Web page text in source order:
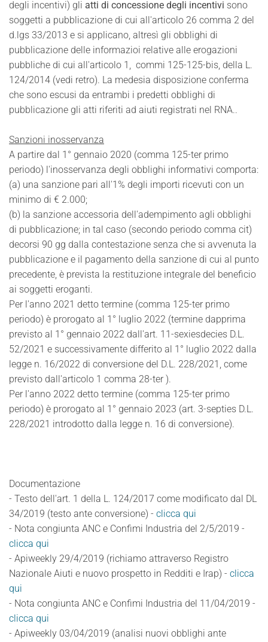
degli incentivi) gli atti di concessione degli incentivi sono
soggetti a pubblicazione di cui all'articolo 26 comma 2 del
d.lgs 33/2013 e si applicano, altresì gli obblighi di
pubblicazione delle informazioi relative alle erogazioni
pubbliche di cui all'articolo 1, commi 125-125-bis, della L.
124/2014 (vedi retro). La medesia disposizione conferma
che sono escusi da entrambi i predetti obblighi di
pubblicazione gli atti riferiti ad aiuti registrati nel RNA..
Sanzioni inosservanza
A partire dal 1° gennaio 2020 (comma 125-ter primo
periodo) l'inosservanza degli obblighi informativi comporta:
(a) una sanzione pari all'1% degli importi ricevuti con un
minimo di € 2.000;
(b) la sanzione accessoria dell'adempimento agli obblighi
di pubblicazione; in tal caso (secondo periodo comma cit)
decorsi 90 gg dalla contestazione senza che si avvenuta la
pubblicazione e il pagamento della sanzione di cui al punto
precedente, è prevista la restituzione integrale del beneficio
ai soggetti eroganti.
Per l'anno 2021 detto termine (comma 125-ter primo
periodo) è prorogato al 1° luglio 2022 (termine dapprima
previsto al 1° gennaio 2022 dall'art. 11-sexiesdecies D.L.
52/2021 e successivamente differito al 1° luglio 2022 dalla
legge n. 16/2022 di conversione del D.L. 228/2021, come
previsto dall'articolo 1 comma 28-ter ).
Per l'anno 2022 detto termine (comma 125-ter primo
periodo) è prorogato al 1° gennaio 2023 (art. 3-septies D.L.
228/2021 introdotto dalla legge n. 16 di conversione).
Documentazione
- Testo dell'art. 1 della L. 124/2017 come modificato dal DL
34/2019 (testo ante conversione) - clicca qui
- Nota congiunta ANC e Confimi Industria del 2/5/2019 -
clicca qui
- Apiweekly 29/4/2019 (richiamo attraverso Registro
Nazionale Aiuti e nuovo prospetto in Redditi e Irap) - clicca
qui
- Nota congiunta ANC e Confimi Industria del 11/04/2019 -
clicca qui
- Apiweekly 03/04/2019 (analisi nuovi obblighi ante